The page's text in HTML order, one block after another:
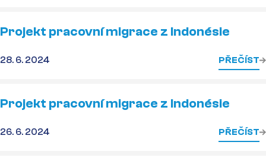
Projekt pracovní migrace z Indonésie
28. 6. 2024 PŘEČÍST
Projekt pracovní migrace z Indonésie
26. 6. 2024 PŘEČÍST